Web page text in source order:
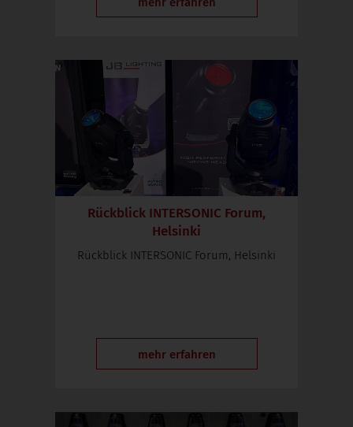
Rückblick INTERSONIC Forum,
Helsinki
Rückblick INTERSONIC Forum, Helsinki
mehr erfahren